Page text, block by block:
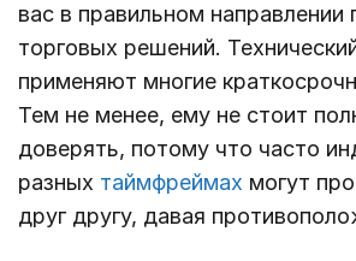
вас в правильном направлении
торговых решений.
применяют многие
Тем не менее, ему не стоит
доверять, потому что часто
разных таймфреймах могут
друг другу, давая